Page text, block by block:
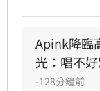
熱情應援，
潮。
Apink降臨
光：唱不
-128分鐘前